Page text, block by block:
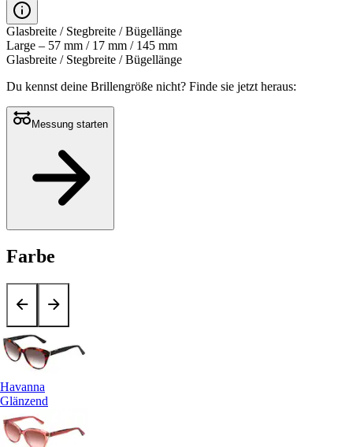
Glasbreite / Stegbreite / Bügellänge
Large – 57 mm / 17 mm / 145 mm
Glasbreite / Stegbreite / Bügellänge
Du kennst deine Brillengröße nicht? Finde sie jetzt heraus:
Messung starten
Farbe
Havanna
Glänzend